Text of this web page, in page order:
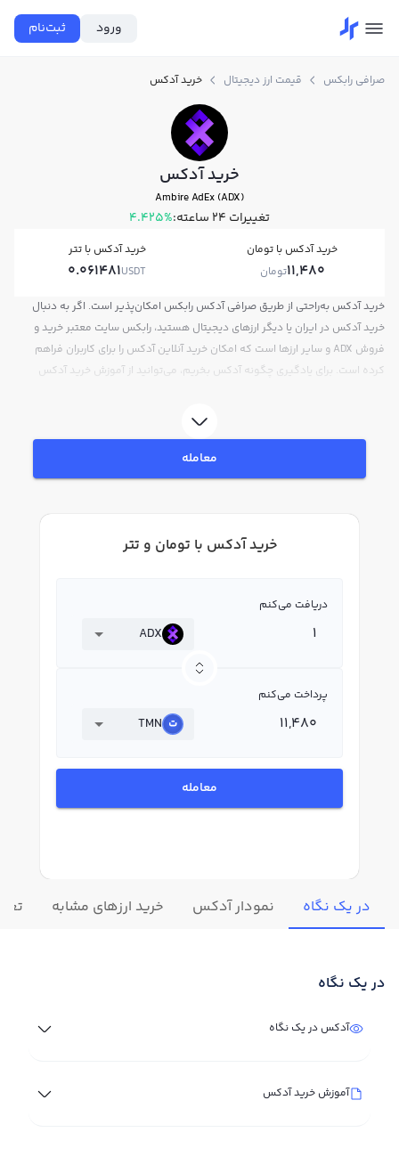
ورود ثبت‌نام
صرافی رابکس قیمت ارز دیجیتال خرید آدکس
خرید آدکس
Ambire AdEx (ADX)
تغییرات ۲۴ ساعته: 4.425%
خرید آدکس با تومان
11,480تومان
خرید آدکس با تتر
0.061481USDT
خرید آدکس به‌راحتی از طریق صرافی آدکس رابکس امکان‌پذیر است. اگر به دنبال
خرید آدکس در ایران یا دیگر ارزهای دیجیتال هستید، رابکس سایت معتبر خرید و
فروش ADX و سایر ارزها است که امکان خرید آنلاین آدکس را برای کاربران فراهم
کرده است. برای یادگیری چگونه آدکس بخریم، می‌توانید از آموزش خرید آدکس
در بازار رابکس، قیمت لحظه‌ای، نمودار و امکانات فروش آدکس نیز در دسترس شما
قرار دارد تا بتوانید تصمیمات بهتری در معاملات خود بگیرید.
معامله
خرید آدکس با تومان و تتر
دریافت می‌کنم
ADX
پرداخت می‌کنم
TMN
معامله
در یک نگاه نمودار آدکس خرید ارزهای مشابه
در یک نگاه
آدکس در یک نگاه
آموزش خرید آدکس